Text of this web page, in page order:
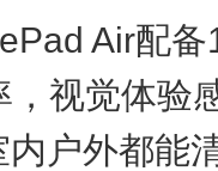
Air配备
，视觉体验
户外都能